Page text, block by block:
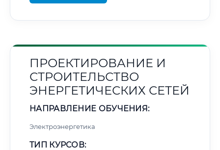
ПРОЕКТИРОВАНИЕ И
СТРОИТЕЛЬСТВО
ЭНЕРГЕТИЧЕСКИХ СЕТЕЙ
НАПРАВЛЕНИЕ ОБУЧЕНИЯ:
Электроэнергетика
ТИП КУРСОВ: